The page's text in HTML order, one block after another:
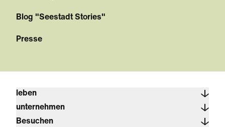
Blog "Seestadt Stories"
Presse
leben
unternehmen
Besuchen